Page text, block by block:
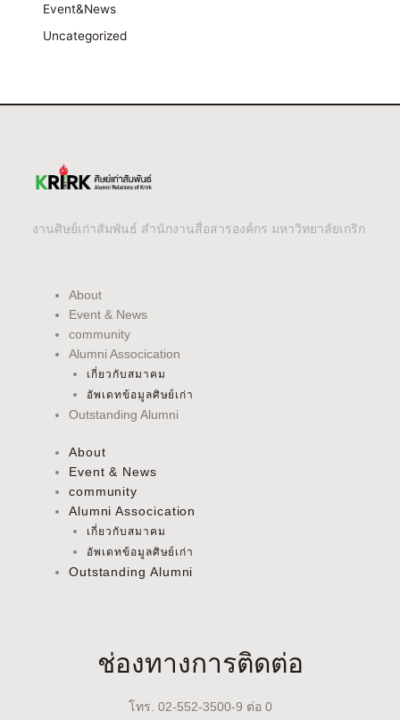
Event&News
Uncategorized
งานศิษย์เก่าสัมพันธ์ สำนักงานสื่อสารองค์กร มหาวิทยาลัยเกริก
About
Event & News
community
Alumni Assocication
เกี่ยวกับสมาคม
อัพเดทข้อมูลศิษย์เก่า
Outstanding Alumni
About
Event & News
community
Alumni Assocication
เกี่ยวกับสมาคม
อัพเดทข้อมูลศิษย์เก่า
Outstanding Alumni
ช่องทางการติดต่อ
โทร. 02-552-3500-9 ต่อ 0